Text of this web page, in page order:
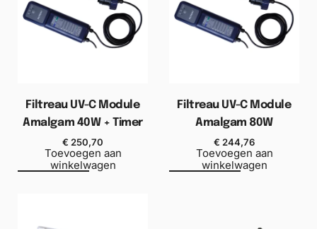
Filtreau UV-C Module
Amalgam 40W + Timer
€ 250,70
Toevoegen aan
winkelwagen
Filtreau UV-C Module
Amalgam 80W
€ 244,76
Toevoegen aan
winkelwagen